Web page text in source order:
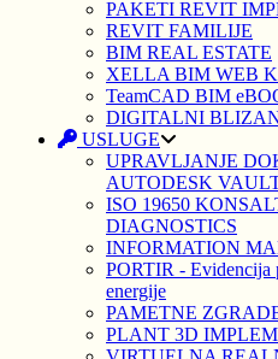
PAKETI REVIT
REVIT FAMILIJE
BIM REAL ESTATE
XELLA BIM WEB
TeamCAD BIM
DIGITALNI
USLUGE
UPRAVLJANJE
AUTODESK
ISO 19650
DIAGNOSTICS
INFORMATION
PORTIR - Evidencija
energije
PAMETNE
PLANT 3D